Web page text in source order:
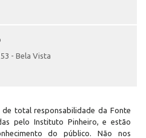
- Bela Vista
total responsabilidade da Fonte
pelo Instituto Pinheiro, e estão
do público. Não nos